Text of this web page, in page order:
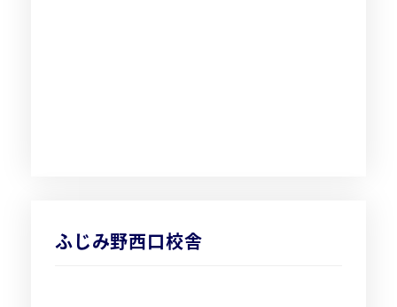
ふじみ野西口校舎